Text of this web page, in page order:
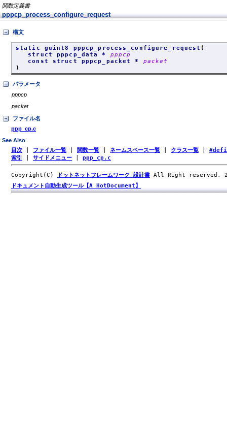
関数定義書
pppcp_process_configure_request
構文
static guint8 pppcp_process_configure_request (
struct pppcp_data * pppcp
const struct pppcp_packet * packet
)
パラメータ
pppcp
packet
ファイル名
ppp_cp.c
See Also
目次 ファイル一覧 関数一覧 ネームスペース一覧 クラス一覧
索引
サイドメニュー ppp_cp.c
Copyright(C) ドットネットフレームワーク 設計書 All Right reserved.
ドキュメント自動生成ツール【A HotDocument】